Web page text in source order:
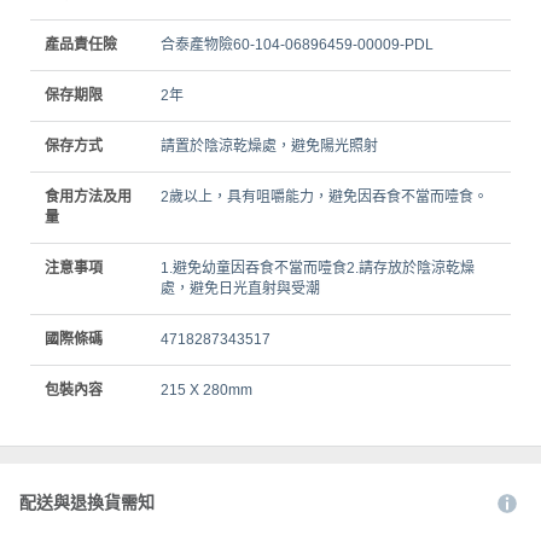
產品責任險 合泰產物險60-104-06896459-00009-PDL
保存期限 2年
保存方式 請置於陰涼乾燥處，避免陽光照射
食用方法及用
量
2歲以上，具有咀嚼能力，避免因吞食不當而噎食。
注意事項
1.避免幼童因吞食不當而噎食2.請存放於陰涼乾燥
處，避免日光直射與受潮
國際條碼 4718287343517
包裝內容 215 X 280mm
配送與退換貨需知